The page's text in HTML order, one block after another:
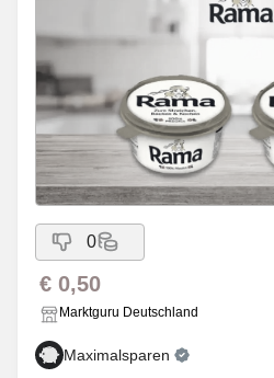
0
€ 0,50
Marktguru Deutschland
Maximalsparen